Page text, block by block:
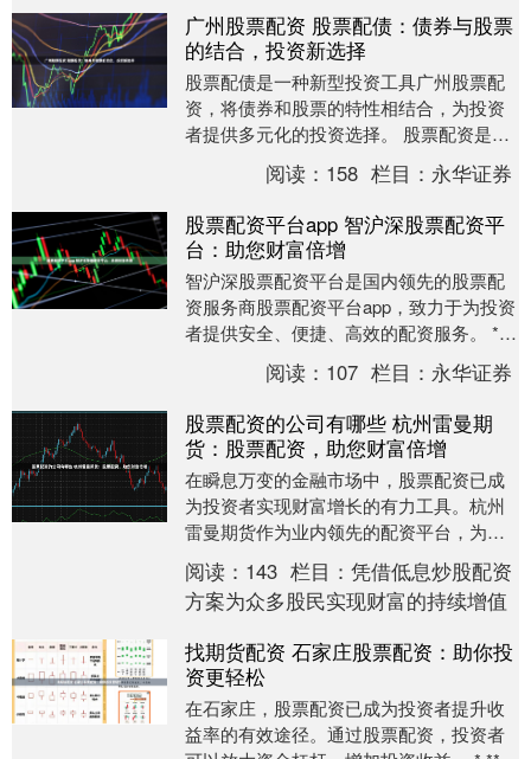
广州股票配资 股票配债：债券与股票
的结合，投资新选择
股票配债是一种新型投资工具广州股票配
资，将债券和股票的特性相结合，为投资
者提供多元化的投资选择。 股票配资是一
种融资方式，允许投资者使用自己的股票
作为抵押品，从....
阅读： 158 栏目： 永华证券
股票配资平台app 智沪深股票配资平
台：助您财富倍增
智沪深股票配资平台是国内领先的股票配
资服务商股票配资平台app，致力于为投资
者提供安全、便捷、高效的配资服务。 *
股票的收益和损失由投资者和信托公司按
比例分配....阅读： 107 栏目： 永华证券
股票配资的公司有哪些 杭州雷曼期
货：股票配资，助您财富倍增
在瞬息万变的金融市场中，股票配资已成
为投资者实现财富增长的有力工具。杭州
雷曼期货作为业内领先的配资平台，为您
提供安全、便捷、专业的股票配资服务。 *
**放大收....
阅读： 143 栏目： 凭借低息炒股配资
方案为众多股民实现财富的持续增值
找期货配资 石家庄股票配资：助你投
资更轻松
在石家庄，股票配资已成为投资者提升收
益率的有效途径。通过股票配资，投资者